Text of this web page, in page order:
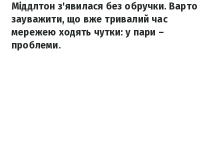
Міддлтон з'явилася без обручки. Варто
зауважити, що вже тривалий час
мережею ходять чутки: у пари –
проблеми.